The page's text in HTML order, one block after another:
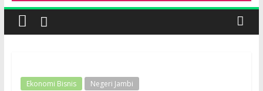
Ekonomi Bisnis Negeri Jambi